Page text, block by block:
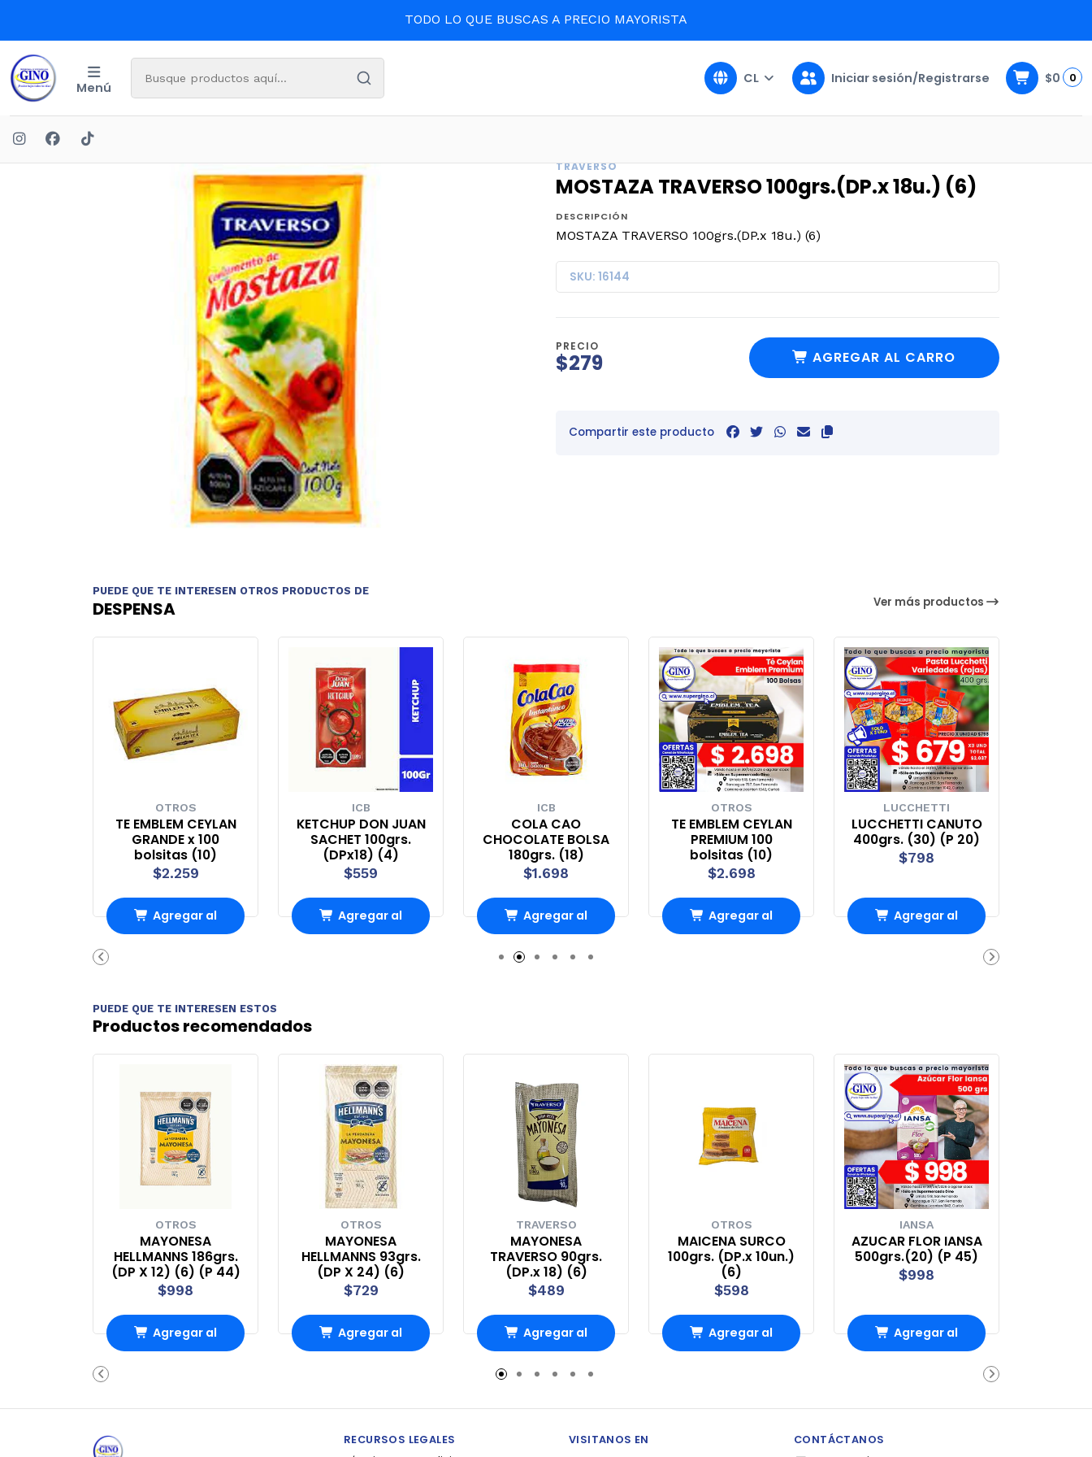
TODO LO QUE BUSCAS A PRECIO MAYORISTA
Menú
CL Iniciar sesión/Registrarse $0 0
TRAVERSO
MOSTAZA TRAVERSO 100grs.(DP.x 18u.) (6)
DESCRIPCIÓN
MOSTAZA TRAVERSO 100grs.(DP.x 18u.) (6)
SKU: 16144
PRECIO
$279 AGREGAR AL CARRO
Compartir este producto
PUEDE QUE TE INTERESEN OTROS PRODUCTOS DE
DESPENSA Ver más productos
OTROS
TE EMBLEM CEYLAN
GRANDE x 100
bolsitas (10)
$2.259
Agregar al
ICB
KETCHUP DON JUAN
SACHET 100grs.
(DPx18) (4)
$559
Agregar al
ICB
COLA CAO
CHOCOLATE BOLSA
180grs. (18)
$1.698
Agregar al
Carro
OTROS
TE EMBLEM CEYLAN
PREMIUM 100
bolsitas (10)
$2.698
Agregar al
LUCCHETTI
LUCCHETTI CANUTO
400grs. (30) (P 20)
$798
Agregar al
PUEDE QUE TE INTERESEN ESTOS
Productos recomendados
OTROS
MAYONESA
HELLMANNS 186grs.
(DP X 12) (6) (P 44)
$998
Agregar al
OTROS
MAYONESA
HELLMANNS 93grs.
(DP X 24) (6)
$729
Agregar al
TRAVERSO
MAYONESA
TRAVERSO 90grs.
(DP.x 18) (6)
$489
Agregar al
Carro
OTROS
MAICENA SURCO
100grs. (DP.x 10un.)
(6)
$598
Agregar al
IANSA
AZUCAR FLOR IANSA
500grs.(20) (P 45)
$998
Agregar al
RECURSOS LEGALES VISITANOS EN CONTÁCTANOS